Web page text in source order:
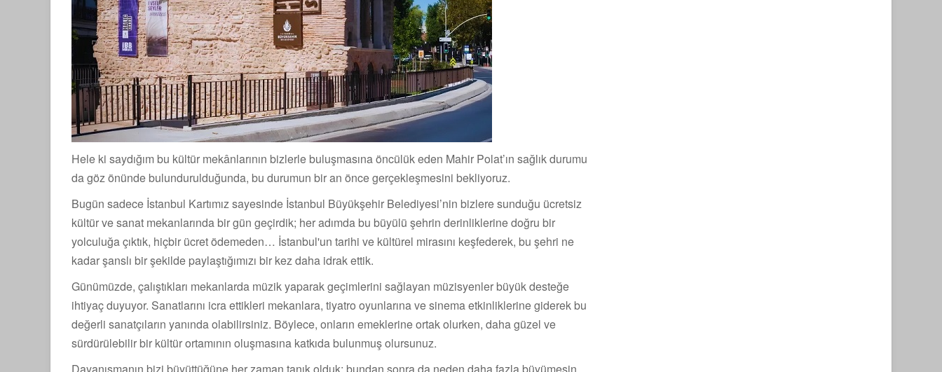
Hele ki saydığım bu kültür mekânlarının bizlerle buluşmasına öncülük eden Mahir Polat’ın sağlık durumu
da göz önünde bulundurulduğunda, bu durumun bir an önce gerçekleşmesini bekliyoruz.
Bugün sadece İstanbul Kartımız sayesinde İstanbul Büyükşehir Belediyesi’nin bizlere sunduğu ücretsiz
kültür ve sanat mekanlarında bir gün geçirdik; her adımda bu büyülü şehrin derinliklerine doğru bir
yolculuğa çıktık, hiçbir ücret ödemeden… İstanbul'un tarihi ve kültürel mirasını keşfederek, bu şehri ne
kadar şanslı bir şekilde paylaştığımızı bir kez daha idrak ettik.
Günümüzde, çalıştıkları mekanlarda müzik yaparak geçimlerini sağlayan müzisyenler büyük desteğe
ihtiyaç duyuyor. Sanatlarını icra ettikleri mekanlara, tiyatro oyunlarına ve sinema etkinliklerine giderek bu
değerli sanatçıların yanında olabilirsiniz. Böylece, onların emeklerine ortak olurken, daha güzel ve
sürdürülebilir bir kültür ortamının oluşmasına katkıda bulunmuş olursunuz.